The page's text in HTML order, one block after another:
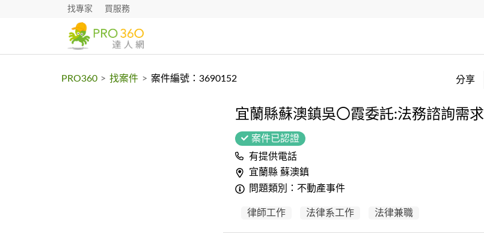
找專家 買服務
PRO360 > 找案件 > 案件編號：3690152 分享
宜蘭縣蘇澳鎮吳〇霞委託:法務諮詢需求
案件已認證
有提供電話
宜蘭縣 蘇澳鎮
問題類別：不動產事件
律師工作 法律系工作 法律兼職